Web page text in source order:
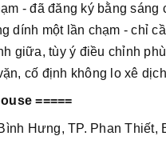
- đã đăng ký bằng sáng
dính một lần chạm - chỉ
giữa, tùy ý điều chỉnh
cố định không lo xê
=====
Hưng, TP. Phan Thiết,